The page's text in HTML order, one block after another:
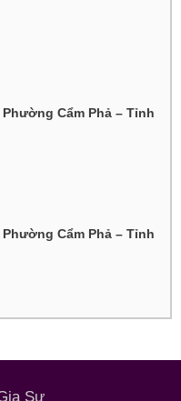
Cẩm Phả – Tỉnh
Cẩm Phả – Tỉnh
Sư